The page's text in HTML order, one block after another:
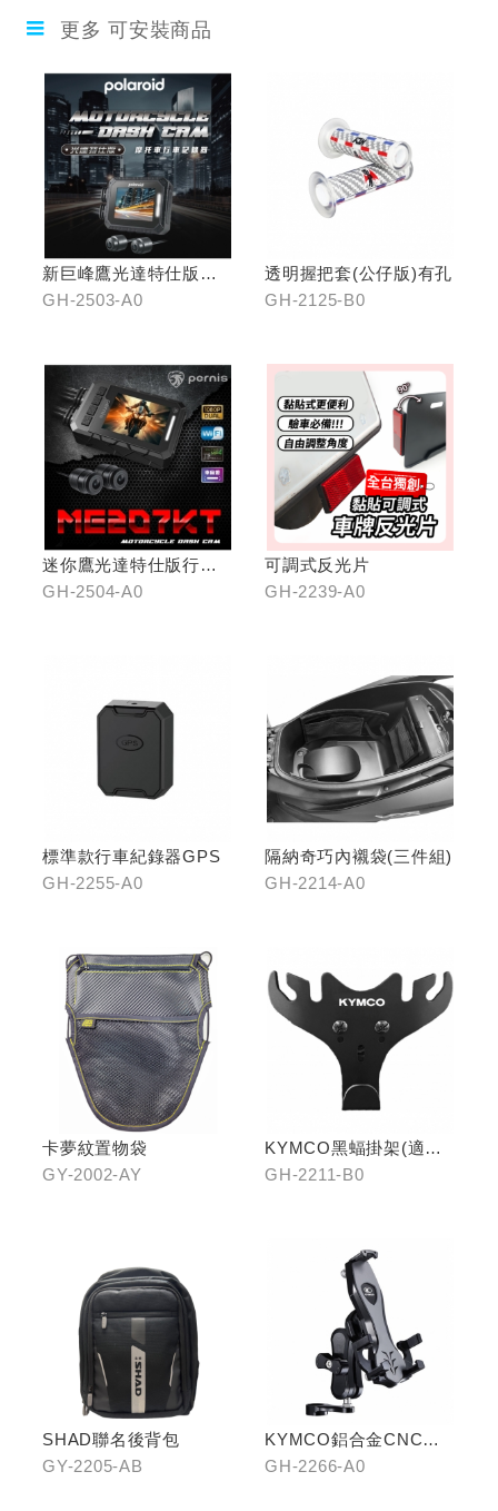
更多 可安裝商品
新巨峰鷹光達特仕版行
車紀錄器
GH-2503-A0
透明握把套(公仔版)有孔
GH-2125-B0
迷你鷹光達特仕版行車
記錄器
GH-2504-A0
可調式反光片
GH-2239-A0
標準款行車紀錄器GPS
GH-2255-A0
隔納奇巧內襯袋(三件組)
GH-2214-A0
卡夢紋置物袋
GY-2002-AY
KYMCO黑蝠掛架(適用
原車可收折掛
GH-2211-B0
SHAD聯名後背包
GY-2205-AB
KYMCO鋁合金CNC減
震手機架
GH-2266-A0